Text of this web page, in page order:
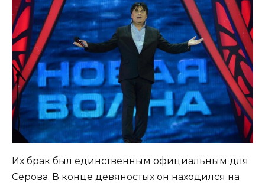
Их брак был единственным официальным для
Серова. В конце девяностых он находился на